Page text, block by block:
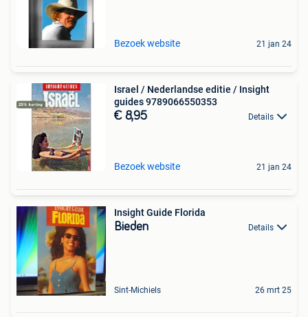
Bezoek website 21 jan 24
Israel / Nederlandse editie / Insight
guides 9789066550353
€ 8,95 Details
Bezoek website 21 jan 24
Insight Guide Florida
Bieden Details
Sint-Michiels 26 mrt 25